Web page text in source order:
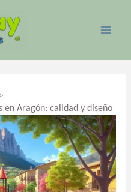
en Aragón: calidad y diseño